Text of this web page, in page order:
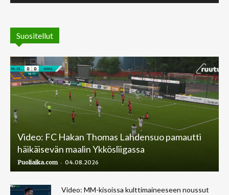
Suositellut
Video: FC Hakan Thomas Lahdensuo pamautti
häikäisevän maalin Ykkösliigassa
Puoliaika.com - 04.08.2026
Video: MM-kisoissa kulttimaineeseen noussut